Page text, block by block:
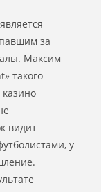
за
Максим
такого
казино
видит
у